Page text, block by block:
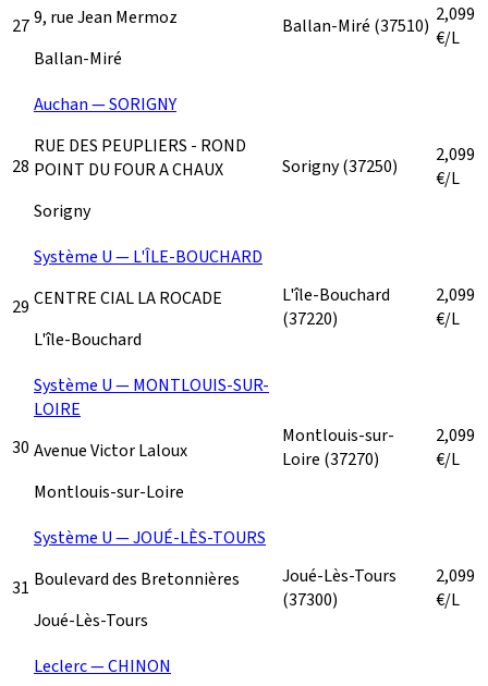
279, rue Jean Mermoz
Ballan-Miré
Ballan-Miré (37510) 2,099
€/L
28
Auchan — SORIGNY
RUE DES PEUPLIERS - ROND
POINT DU FOUR A CHAUX
Sorigny
Sorigny(37250)
2,099
€/L
29
Système U — L'ÎLE-BOUCHARD
CENTRE CIAL LA ROCADE
L'île-Bouchard
L'île-Bouchard
(37220)
2,099
€/L
30
Système U — MONTLOUIS-SUR-
LOIRE
Avenue Victor Laloux
Montlouis-sur-Loire
Montlouis-sur-
Loire (37270)
2,099
€/L
31
Système U — JOUÉ-LÈS-TOURS
Boulevard des Bretonnières
Joué-Lès-Tours
Joué-Lès-Tours
(37300)
2,099
€/L
Leclerc — CHINON